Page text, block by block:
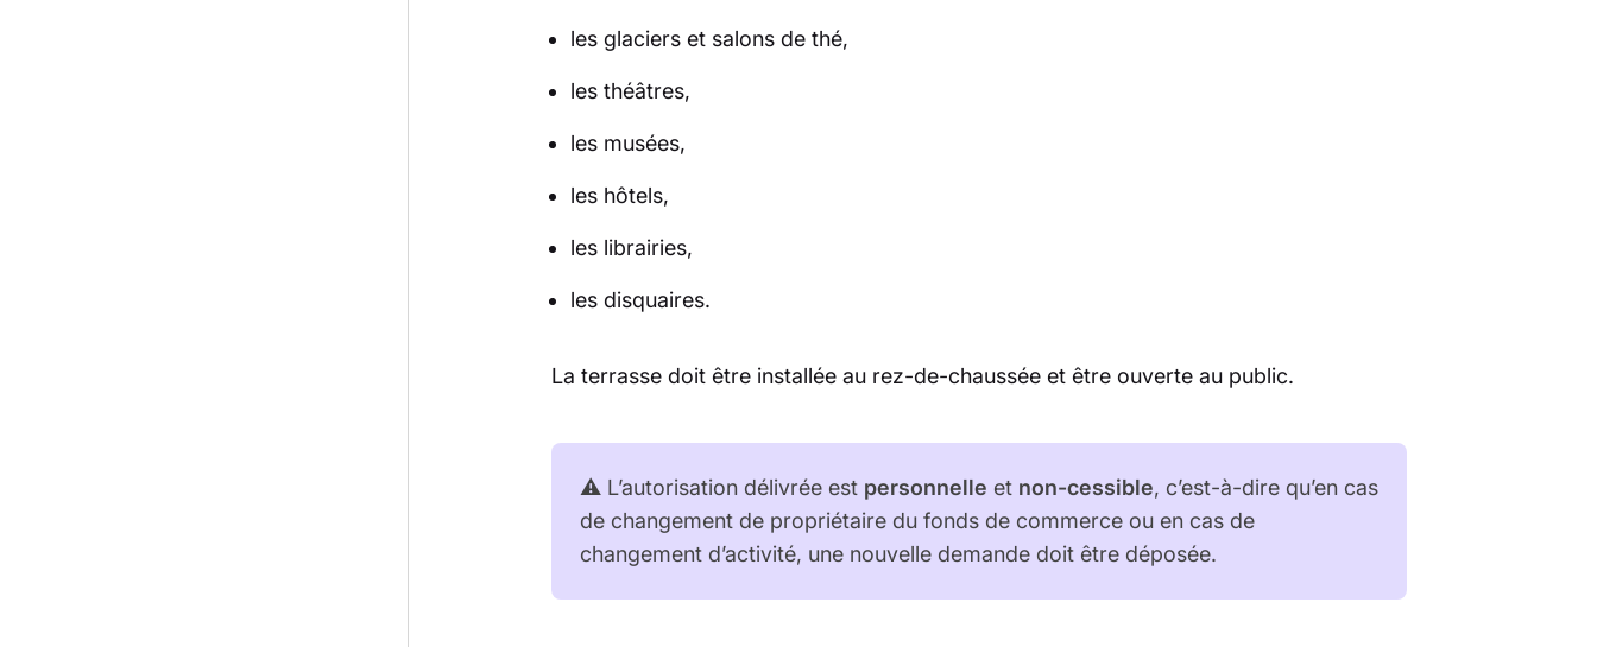
les glaciers et salons de thé,
les théâtres,
les musées,
les hôtels,
les librairies,
les disquaires.
La terrasse doit être installée au rez-de-chaussée et être ouverte au public.
⚠️ L’autorisation délivrée est personnelle et non-cessible, c’est-à-dire qu’en cas
de changement de propriétaire du fonds de commerce ou en cas de
changement d’activité, une nouvelle demande doit être déposée.